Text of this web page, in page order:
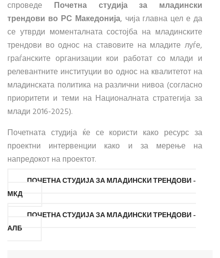
спроведе Почетна студија за младински
трендови во РС Македонија, чија главна цел е да
се утврди моменталната состојба на младинските
трендови во однос на ставовите на младите луѓе,
граѓанските организации кои работат со млади и
релевантните институции во однос на квалитетот на
младинската политика на различни нивоа (согласно
приоритети и теми на Националната стратегија за
млади 2016-2025).
Почетната студија ќе се користи како ресурс за
проектни интервенции како и за мерење на
напредокот на проектот.
ПОЧЕТНА СТУДИЈА ЗА МЛАДИНСКИ ТРЕНДОВИ -
МКД
ПОЧЕТНА СТУДИЈА ЗА МЛАДИНСКИ ТРЕНДОВИ -
АЛБ